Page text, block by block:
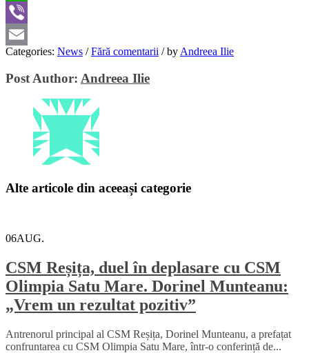
WhatsApp
Viber
Email
Categories: News / Fără comentarii /by Andreea Ilie
Post Author: Andreea Ilie
Alte articole din aceeași categorie
06AUG.
CSM Reșița, duel în deplasare cu CSM
Olimpia Satu Mare. Dorinel Munteanu:
„Vrem un rezultat pozitiv”
Antrenorul principal al CSM Reșița, Dorinel Munteanu, a prefațat
confruntarea cu CSM Olimpia Satu Mare, într-o conferință de...